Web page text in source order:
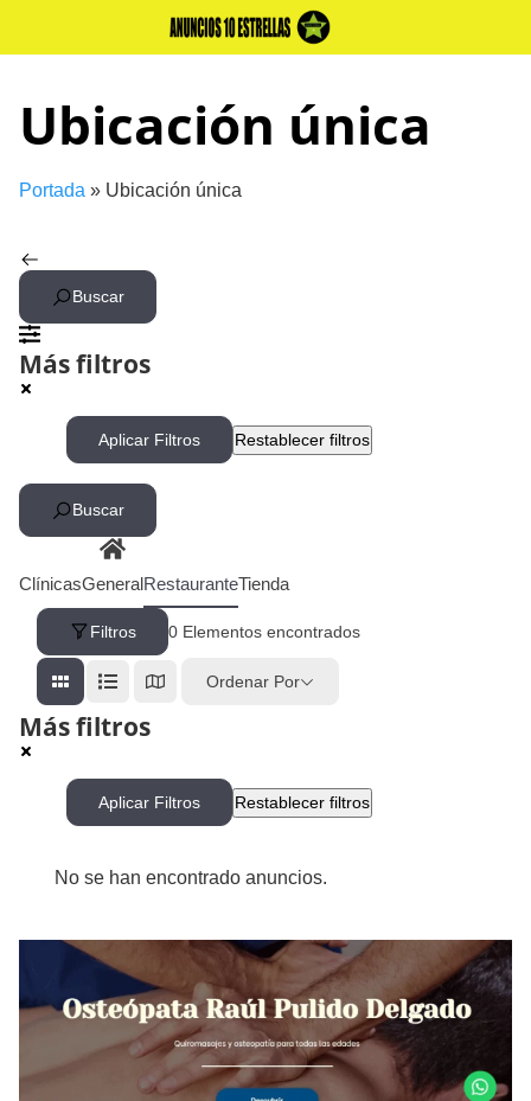
Ubicación única
Portada » Ubicación única
Buscar
Más filtros
Aplicar Filtros Restablecer filtros
Buscar
ClínicasGeneralRestauranteTienda
Filtros 0 Elementos encontrados
Ordenar Por
Más filtros
Aplicar Filtros Restablecer filtros
No se han encontrado anuncios.